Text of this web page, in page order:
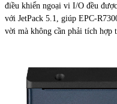
điều khiển ngoại vi I/O đều
với JetPack 5.1, giúp EPC-
vời mà không cần phải tích hợp